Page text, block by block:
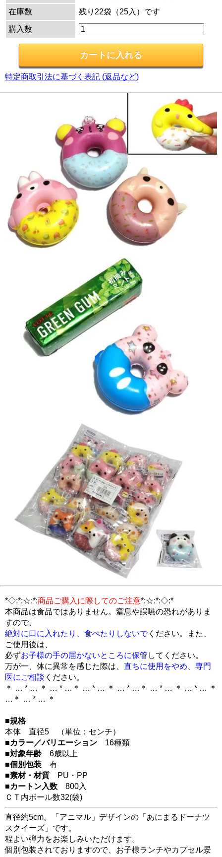
在庫数
残り22袋（25入）です
購入数
特定商取引法に基づく表記 (返品など)
*◇:*:☆:*:商品ご購入に際してのご注意*:☆:*:◇:*
本商品は食品ではありません。窒息や誤嚥の恐れがありま
すので、
絶対に口に入れたり、食べたりしないでください。また、
ご使用後は、
必ずお子様の手の届かないところに保管 してください。
万が一、体に異常を感じた際は、 直ちに使用をやめ、専門
医にご相談 ください。
＊ … * … ＊ … * …＊ … * … ＊ … * …＊ … * … ＊ … * … ＊
…＊ … * … ＊
■規格
本体 直径5 （単位：センチ）
■カラー／バリエーション 16種類
■対象年齢 6歳以上
■個別包装 有
■素材・材質 PU・PP
■カートン入数 800入
ＣＴ内ボール数32(袋)
直径約5cm。「アニマル」デザインの「あにまるドーナツ
スクイーズ」です。
程よい弾力をお楽しみいただけます。
個別包装されておりますので、お子様ランチやカプセル景